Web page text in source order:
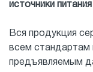
источники
Вся продукция
всем стандартам
предъявляемым